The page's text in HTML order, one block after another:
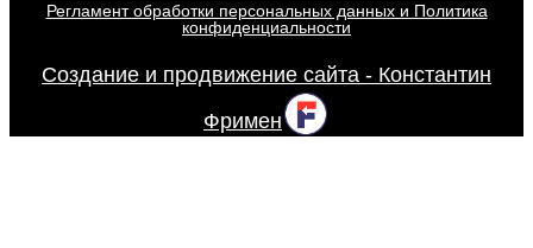
Регламент обработки персональных данных и Политика
конфиденциальности
Создание и продвижение сайта - Константин
Фримен